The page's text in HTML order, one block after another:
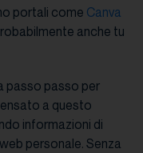
portali come Canva
anche tu
passo passo per
a questo
informazioni di
personale. Senza